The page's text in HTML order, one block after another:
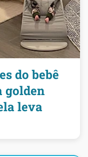
do bebê
golden
leva